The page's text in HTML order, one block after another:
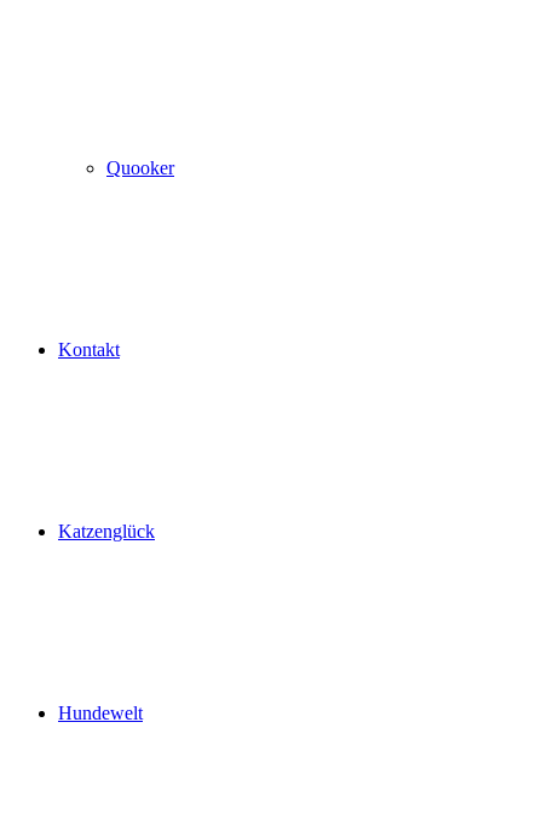
Quooker
Kontakt
Katzenglück
Hundewelt